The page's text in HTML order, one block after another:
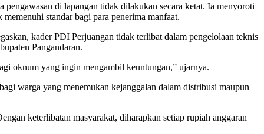
di lapangan tidak dilakukan secara ketat. Ia menyoroti
standar bagi para penerima manfaat.
kader PDI Perjuangan tidak terlibat dalam pengelolaan teknis
Pangandaran.
oknum yang ingin mengambil keuntungan,” ujarnya.
warga yang menemukan kejanggalan dalam distribusi maupun
keterlibatan masyarakat, diharapkan setiap rupiah anggaran